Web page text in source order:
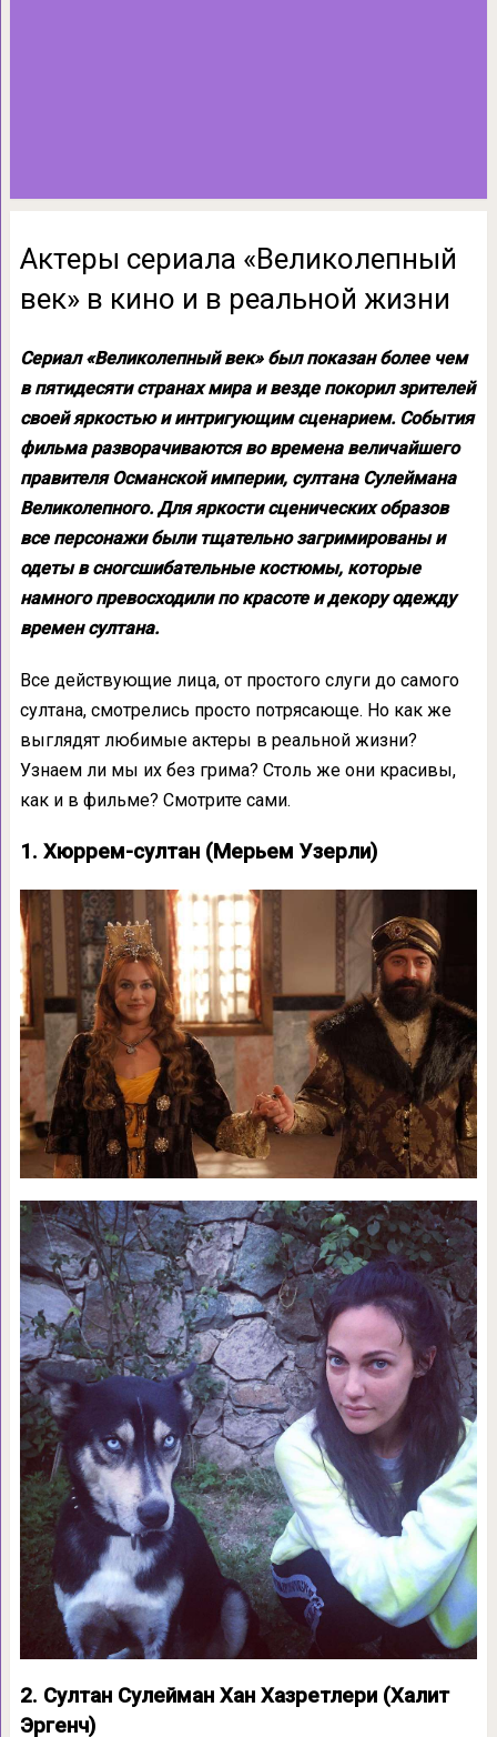
Актеры сериала «Великолепный
век» в кино и в реальной жизни
Сериал «Великолепный век» был показан более чем
в пятидесяти странах мира и везде покорил зрителей
своей яркостью и интригующим сценарием. События
фильма разворачиваются во времена величайшего
правителя Османской империи, султана Сулеймана
Великолепного. Для яркости сценических образов
все персонажи были тщательно загримированы и
одеты в сногсшибательные костюмы, которые
намного превосходили по красоте и декору одежду
времен султана.
Все действующие лица, от простого слуги до самого
султана, смотрелись просто потрясающе. Но как же
выглядят любимые актеры в реальной жизни?
Узнаем ли мы их без грима? Столь же они красивы,
как и в фильме? Смотрите сами.
1. Хюррем-султан (Мерьем Узерли)
2. Султан Сулейман Хан Хазретлери (Халит
Эргенч)